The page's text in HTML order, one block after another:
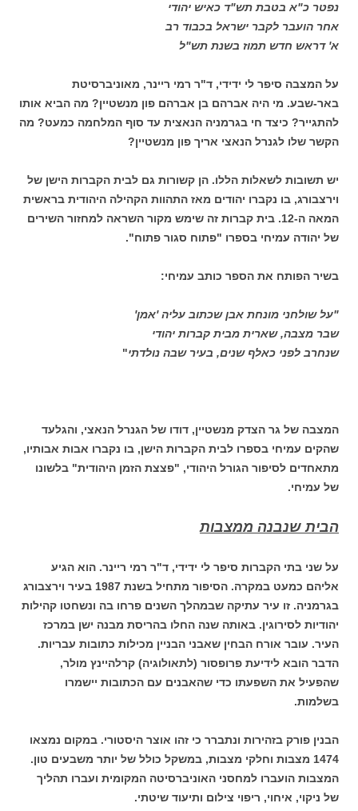
נפטר כ"א בטבת תש"ד כאיש יהודי
אחר הועבר לקבר ישראל בכבוד רב
א' דראש חדש תמוז בשנת תש"ל
על המצבה סיפר לי ידידי, ד"ר רמי ריינר, מאוניברסיטת
באר-שבע. מי היה אברהם בן אברהם פון מנשטיין? מה הביא אותו
להתגייר? כיצד חי בגרמניה הנאצית עד סוף המלחמה כמעט? מה
הקשר שלו לגנרל הנאצי אריך פון מנשטיין?
יש תשובות לשאלות הללו. הן קשורות גם לבית הקברות הישן של
וירצבורג, בו נקברו יהודים מאז התהוות הקהילה היהודית בראשית
המאה ה-12. בית קברות זה שימש מקור השראה למחזור השירים
של יהודה עמיחי בספרו "פתוח סגור פתוח".
בשיר הפותח את הספר כותב עמיחי:
"על שולחני מונחת אבן שכתוב עליה 'אמן'
שבר מצבה, שארית מבית קברות יהודי
שנחרב לפני כאלף שנים, בעיר שבה נולדתי"
המצבה של גר הצדק מנשטיין, דודו של הגנרל הנאצי, והגלעד
שהקים עמיחי בספרו לבית הקברות הישן, בו נקברו אבות אבותיו,
מתאחדים לסיפור הגורל היהודי, "פצצת הזמן היהודית" בלשונו
של עמיחי.
הבית שנבנה ממצבות
על שני בתי הקברות סיפר לי ידידי, ד"ר רמי ריינר. הוא הגיע
אליהם כמעט במקרה. הסיפור מתחיל בשנת 1987 בעיר וירצבורג
בגרמניה. זו עיר עתיקה שבמהלך השנים פרחו בה ונשחטו קהילות
יהודיות לסירוגין. באותה שנה החלו בהריסת מבנה ישן במרכז
העיר. עובר אורח הבחין שאבני הבניין מכילות כתובות עבריות.
הדבר הובא לידיעת פרופסור (לתאולוגיה) קרלהיינץ מולר,
שהפעיל את השפעתו כדי שהאבנים עם הכתובות יישמרו
בשלמות.
הבנין פורק בזהירות ונתברר כי זהו אוצר היסטורי. במקום נמצאו
1474 מצבות וחלקי מצבות, במשקל כולל של יותר משבעים טון.
המצבות הועברו למחסני האוניברסיטה המקומית ועברו תהליך
של ניקוי, איחוי, ריפוי צילום ותיעוד שיטתי.